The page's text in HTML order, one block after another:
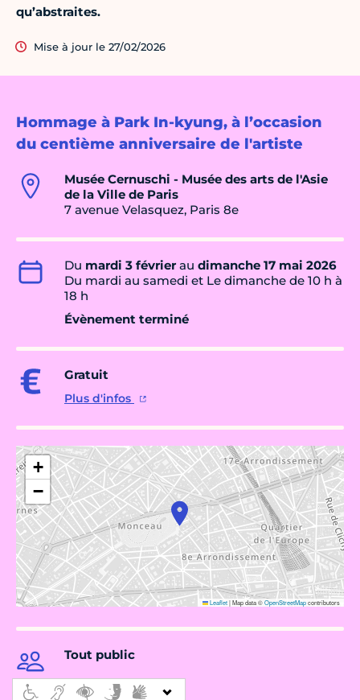
Hommage à Park In-kyung, à l’occasion
du centième anniversaire de l'artiste
Musée Cernuschi - Musée des arts de l'Asie
de la Ville de Paris
7 avenue Velasquez, Paris 8e
Du mardi 3 févrierau dimanche 17 mai 2026
Du mardi au samedi et Le dimanche de 10 h à
18 h
Évènement terminé
Gratuit
Plus d'infos
+
−
Leaflet|Map data ©OpenStreetMapcontributors
Tout public
qu’abstraites.
Mise à jour le 27/02/2026